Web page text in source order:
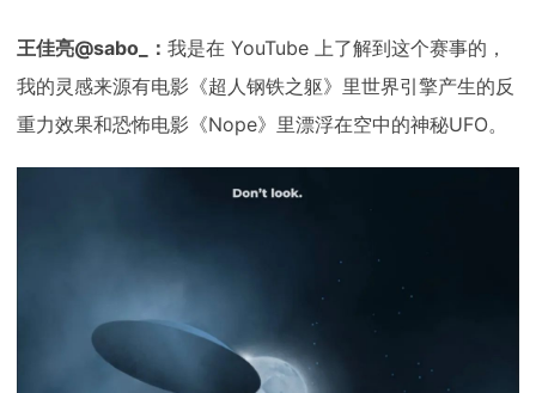
王佳亮@sabo_： 我是在 YouTube 上了解到这个赛事的，
我的灵感来源有电影《超人钢铁之躯》里世界引擎产生的反
重力效果和恐怖电影《Nope》里漂浮在空中的神秘UFO。